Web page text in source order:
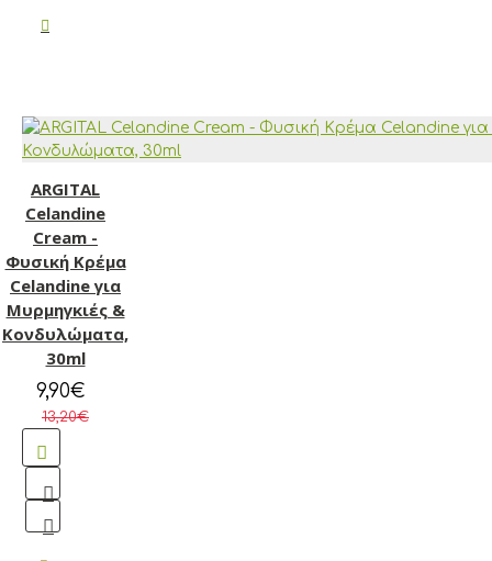
ARGITAL
Celandine
Cream -
Φυσική Κρέμα
Celandine για
Μυρμηγκιές &
Κονδυλώματα,
30ml
9,90€
13,20€